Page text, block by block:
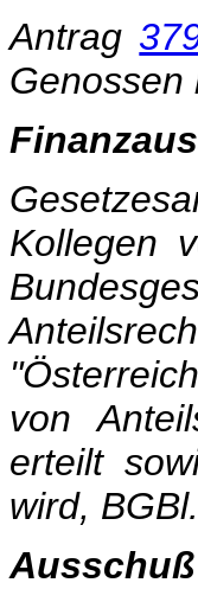
Antrag
Genossen
Kollegen
von
erteilt
wird,